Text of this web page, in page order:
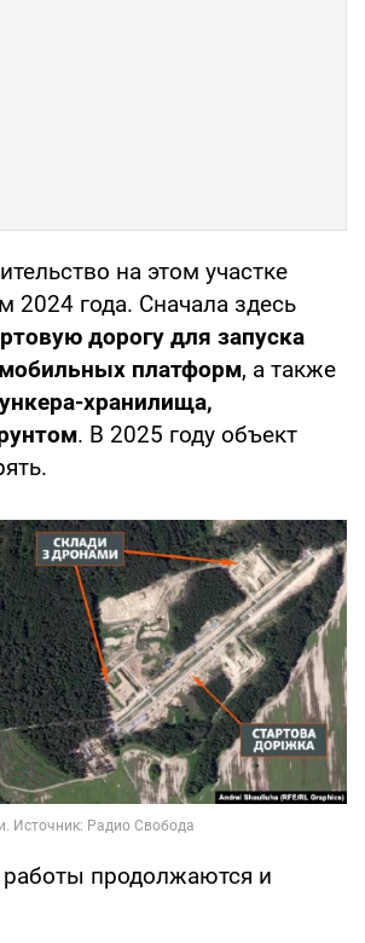
на этом участке
2024 года. Сначала здесь
дорогу для запуска
платформ, а также
хранилища,
. В 2025 году объект
продолжаются и